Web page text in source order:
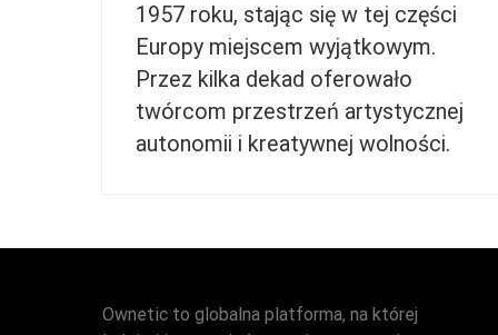
1957 roku, stając się w tej części
Europy miejscem wyjątkowym.
Przez kilka dekad oferowało
twórcom przestrzeń artystycznej
autonomii i kreatywnej wolności.
Ownetic to globalna platforma, na której